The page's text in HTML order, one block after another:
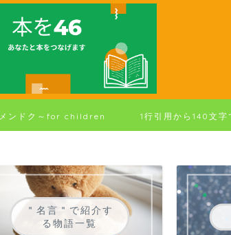
メンドク～for children 1行引用から140文
＂名言＂で紹介す
る物語一覧